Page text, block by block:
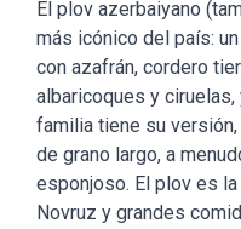
El plov azerbaiyano
más icónico del país:
con azafrán, cordero
albaricoques y ciruelas,
familia tiene su
de grano largo, a
esponjoso. El plov es
Novruz y grandes